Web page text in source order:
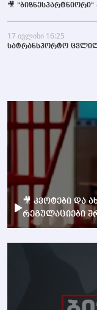
🎥
17 ივლისი 16:25
სატრანსპორტო
🎥 კვოტები და
რეგულაციები